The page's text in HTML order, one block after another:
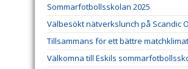
Sommarfotbollsskolan 2025
Välbesökt nätverkslunch på Scandic
Tillsammans för ett bättre
Välkomna till Eskils